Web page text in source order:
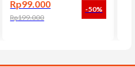
Rp199.000
Rp99.000 -50%